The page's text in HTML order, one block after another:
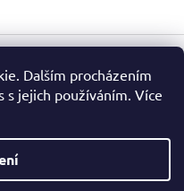
Dalším procházením
jejich používáním. Více
cookies